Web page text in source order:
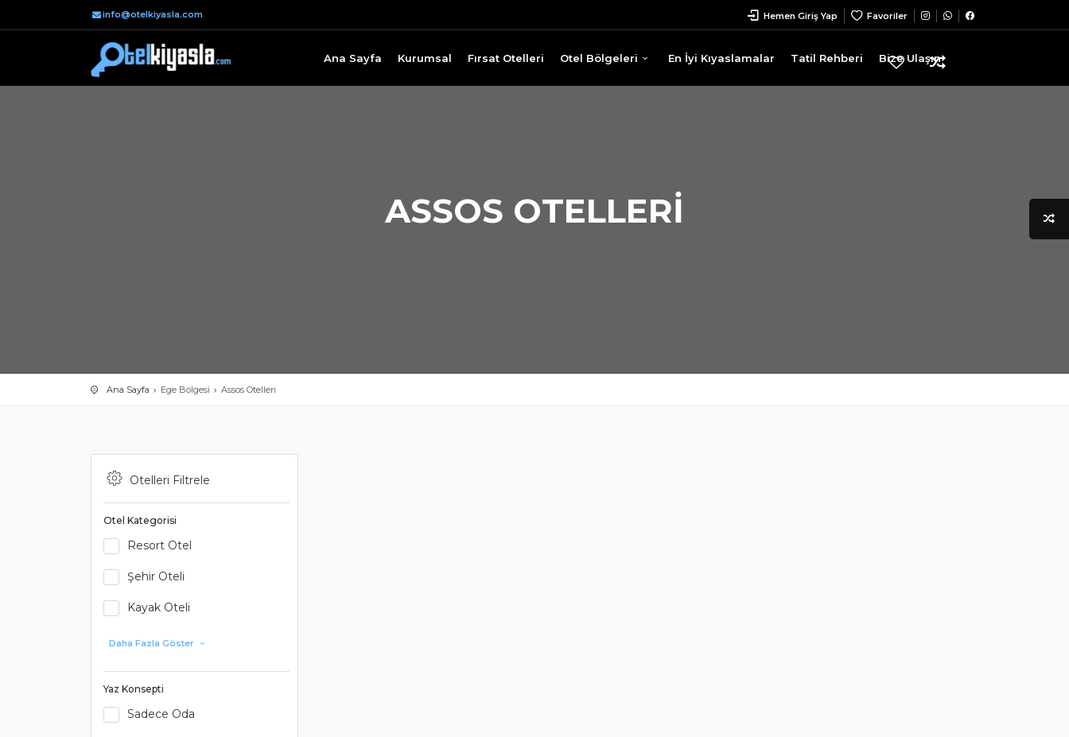
info@otelkiyasla.com Hemen Giriş Yap Favoriler
Ana Sayfa Kurumsal Fırsat Otelleri Otel Bölgeleri En İyi Kıyaslamalar Tatil Rehberi Bize Ulaşın
ASSOS OTELLERI
Ana Sayfa Ege Bölgesi Assos Otelleri
Otelleri Filtrele
Otel Kategorisi
Resort Otel
Şehir Oteli
Kayak Oteli
Daha Fazla Göster
Yaz Konsepti
Sadece Oda